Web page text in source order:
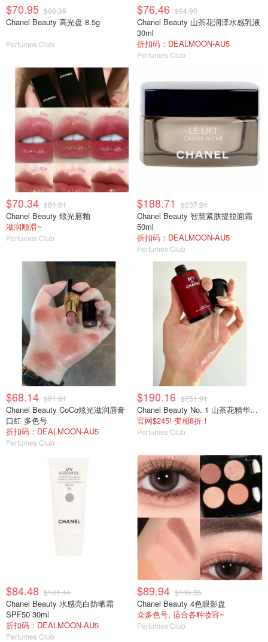
$70.95 $88.35
Chanel Beauty 高光盘 8.5g
Perfumes Club
$76.46 $94.90
Chanel Beauty 山茶花润泽水感乳液
30ml
折扣码：DEALMOON-AU5
Perfumes Club
$70.34 $81.81
Chanel Beauty 炫光唇釉
滋润顺滑~
Perfumes Club
$188.71 $237.24
Chanel Beauty 智慧紧肤提拉面霜
50ml
折扣码：DEALMOON-AU5
Perfumes Club
$68.14 $81.81
Chanel Beauty CoCo炫光滋润唇膏
口红 多色号
折扣码：DEALMOON-AU5
Perfumes Club
$190.16 $251.91
Chanel Beauty No. 1 山茶花精华液50ml
官网$245! 变相8折！
Perfumes Club
$84.48 $101.44
Chanel Beauty 水感亮白防晒霜
SPF50 30ml
折扣码：DEALMOON-AU5
Perfumes Club
$89.94 $106.35
Chanel Beauty 4色眼影盘
众多色号, 适合各种妆容~
Perfumes Club